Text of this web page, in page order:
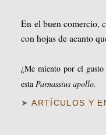
En el buen comercio,
con hojas de acanto
¿Me miento por el gusto
estaParnassius apollo.
➤ARTÍCULOS Y